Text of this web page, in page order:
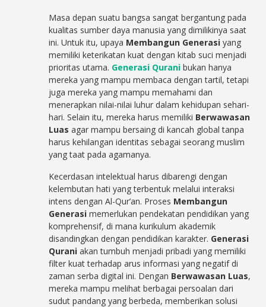
Masa depan suatu bangsa sangat bergantung pada
kualitas sumber daya manusia yang dimilikinya saat
ini. Untuk itu, upaya Membangun Generasi yang
memiliki keterikatan kuat dengan kitab suci menjadi
prioritas utama. Generasi Qurani bukan hanya
mereka yang mampu membaca dengan tartil, tetapi
juga mereka yang mampu memahami dan
menerapkan nilai-nilai luhur dalam kehidupan sehari-
hari. Selain itu, mereka harus memiliki Berwawasan
Luas agar mampu bersaing di kancah global tanpa
harus kehilangan identitas sebagai seorang muslim
yang taat pada agamanya.
Kecerdasan intelektual harus dibarengi dengan
kelembutan hati yang terbentuk melalui interaksi
intens dengan Al-Qur’an. Proses Membangun
Generasi memerlukan pendekatan pendidikan yang
komprehensif, di mana kurikulum akademik
disandingkan dengan pendidikan karakter. Generasi
Qurani akan tumbuh menjadi pribadi yang memiliki
filter kuat terhadap arus informasi yang negatif di
zaman serba digital ini. Dengan Berwawasan Luas,
mereka mampu melihat berbagai persoalan dari
sudut pandang yang berbeda, memberikan solusi